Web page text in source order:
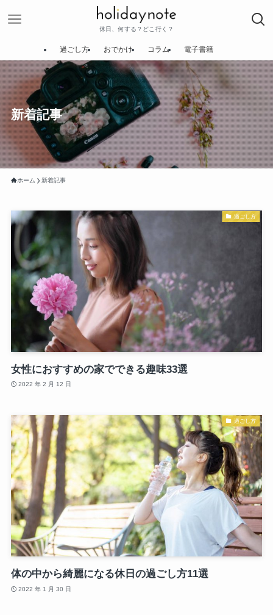
休日、何する？どこ行く？
過ごし方 おでかけ コラム 電子書籍
新着記事
ホーム 新着記事
過ごし方
女性におすすめの家でできる趣味33選
2022 年 2 月 12 日
過ごし方
体の中から綺麗になる休日の過ごし方11選
2022 年 1 月 30 日